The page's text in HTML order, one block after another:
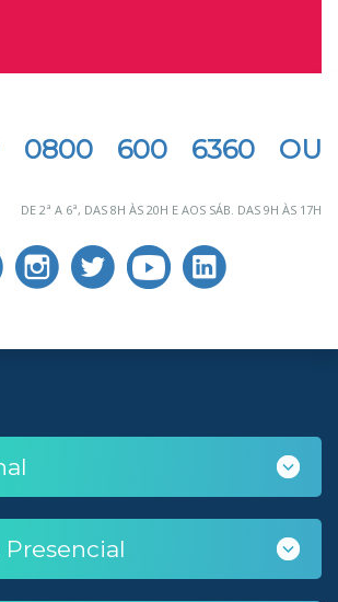
0800 600 6360 OU
DE 2ª A 6ª, DAS 8H ÀS 20H E AOS SÁB. DAS 9H ÀS 17H